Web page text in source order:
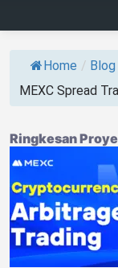
Home / Blog
MEXC Spread
Ringkesan